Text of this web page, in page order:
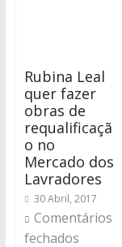
Rubina Leal
quer fazer
obras de
requalificaçã
o no
Mercado dos
Lavradores
30 Abril, 2017
Comentários
fechados